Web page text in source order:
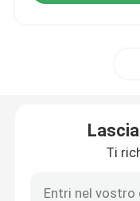
Ti